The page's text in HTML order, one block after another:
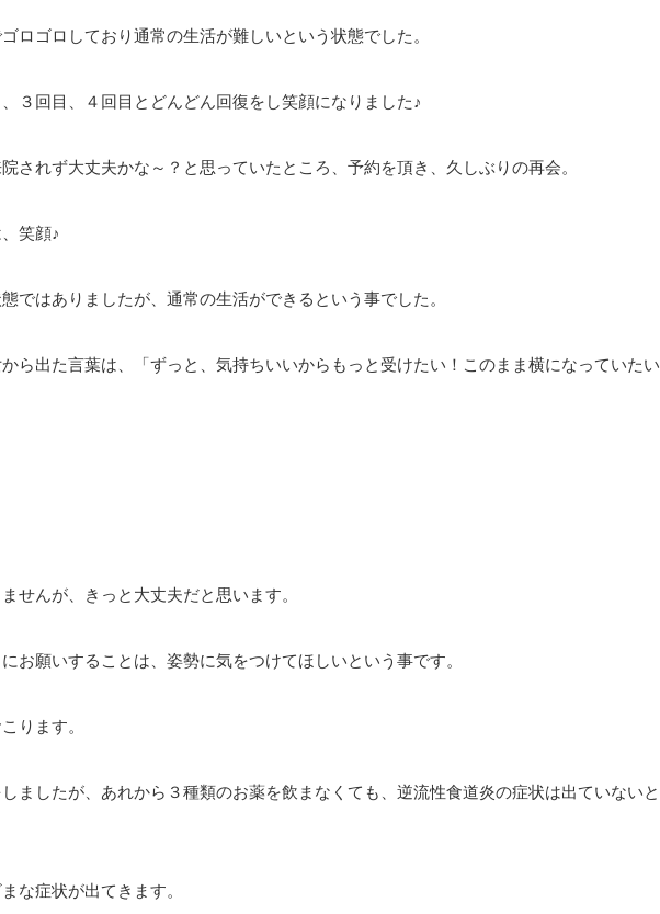
ロゴロしており通常の生活が難しいという状態でした。
３回目、４回目とどんどん回復をし笑顔になりました♪
されず大丈夫かな～？と思っていたところ、予約を頂き、久しぶりの再会。
笑顔♪
ではありましたが、通常の生活ができるという事でした。
ら出た言葉は、「ずっと、気持ちいいからもっと受けたい！このまま横になっていたい
せんが、きっと大丈夫だと思います。
お願いすることは、姿勢に気をつけてほしいという事です。
ります。
ましたが、あれから３種類のお薬を飲まなくても、逆流性食道炎の症状は出ていないと
な症状が出てきます。